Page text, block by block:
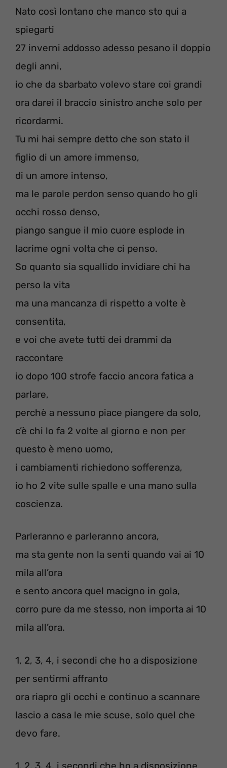
Nato così lontano che manco sto qui a
spiegarti
27 inverni addosso adesso pesano il doppio
degli anni,
io che da sbarbato volevo stare coi grandi
ora darei il braccio sinistro anche solo per
ricordarmi.
Tu mi hai sempre detto che son stato il
figlio di un amore immenso,
di un amore intenso,
ma le parole perdon senso quando ho gli
occhi rosso denso,
piango sangue il mio cuore esplode in
lacrime ogni volta che ci penso.
So quanto sia squallido invidiare chi ha
perso la vita
ma una mancanza di rispetto a volte è
consentita,
e voi che avete tutti dei drammi da
raccontare
io dopo 100 strofe faccio ancora fatica a
parlare,
perchè a nessuno piace piangere da solo,
c’è chi lo fa 2 volte al giorno e non per
questo è meno uomo,
i cambiamenti richiedono sofferenza,
io ho 2 vite sulle spalle e una mano sulla
coscienza.
Parleranno e parleranno ancora,
ma sta gente non la senti quando vai ai 10
mila all’ora
e sento ancora quel macigno in gola,
corro pure da me stesso, non importa ai 10
mila all’ora.
1, 2, 3, 4, i secondi che ho a disposizione
per sentirmi affranto
ora riapro gli occhi e continuo a scannare
lascio a casa le mie scuse, solo quel che
devo fare.